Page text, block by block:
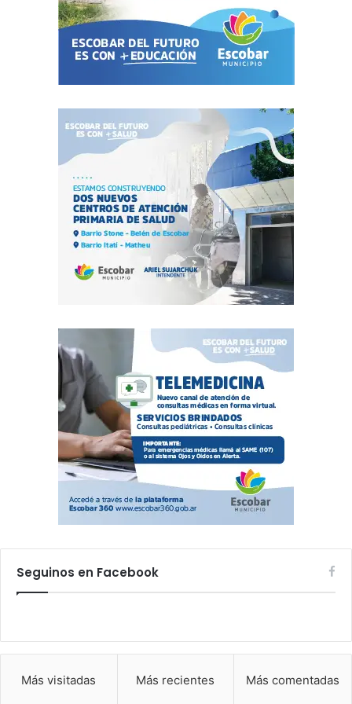
Seguinos en Facebook
Más visitadas Más recientes Más comentadas